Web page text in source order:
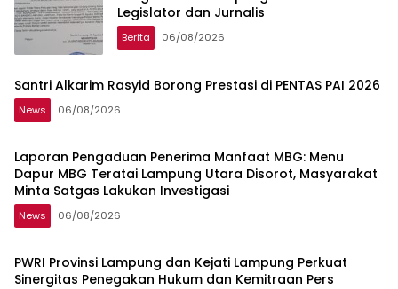
Legislator dan Jurnalis
Berita 06/08/2026
Santri Alkarim Rasyid Borong Prestasi di PENTAS PAI 2026
News 06/08/2026
Laporan Pengaduan Penerima Manfaat MBG: Menu
Dapur MBG Teratai Lampung Utara Disorot, Masyarakat
Minta Satgas Lakukan Investigasi
News 06/08/2026
PWRI Provinsi Lampung dan Kejati Lampung Perkuat
Sinergitas Penegakan Hukum dan Kemitraan Pers